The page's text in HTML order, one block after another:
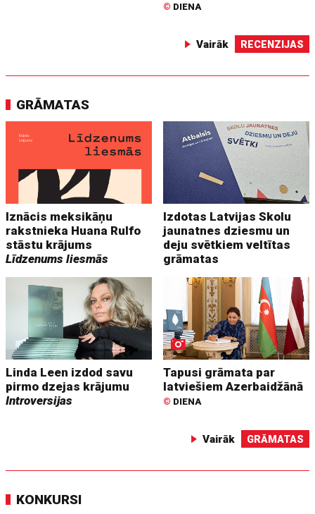
© DIENA
Vairāk RECENZIJAS
GRĀMATAS
Iznācis meksikāņu
rakstnieka Huana Rulfo
stāstu krājums
Līdzenums liesmās
Izdotas Latvijas Skolu
jaunatnes dziesmu un
deju svētkiem veltītas
grāmatas
Linda Leen izdod savu
pirmo dzejas krājumu
Introversijas
Tapusi grāmata par
latviešiem Azerbaidžānā
© DIENA
Vairāk GRĀMATAS
KONKURSI